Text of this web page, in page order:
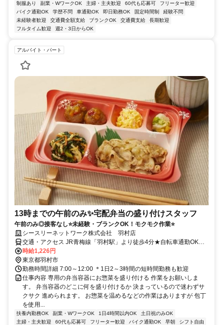
制服あり 副業・WワークOK 主婦・主夫歓迎 60代も応募可
フリーター歓迎
バイク通勤OK
学歴不問 車通勤OK 即日勤務OK 固定時間制
経験不問
未経験者歓迎
交通費全額支給 ブランクOK 交通費支給
長期歓迎
フルタイム歓迎
週2・3日からOK
アルバイト・パート
13時までの午前のみ✨宅配弁当の盛り付けスタッフ
午前のみ◎接客なし⭐未経験・ブランクOK！モクモク作業⭐
シースリーネットワーク株式会社 羽村店
交通・アクセス JR青梅線「羽村駅」より徒歩4分★自転車通勤OK★
バイク通勤OK★車通勤OK
時給1,226円
東京都羽村市
勤務時間詳細 7:00～12:00 ＊1日2～3時間の短時間勤務も歓迎
仕事内容 専用の弁当容器にお惣菜を盛り付ける 作業をお願いしま
す。 弁当容器のどこに何を盛り付けるか 決まっているので迷わずサ
クサク 進められます。 お惣菜を温めるなどの作業はありますが 包丁
を使用...
扶養内勤務OK 副業・WワークOK 1日4時間以内OK
土日祝のみOK
主婦・主夫歓迎
60代も応募可 フリーター歓迎 バイク通勤OK 早朝
シフト自由